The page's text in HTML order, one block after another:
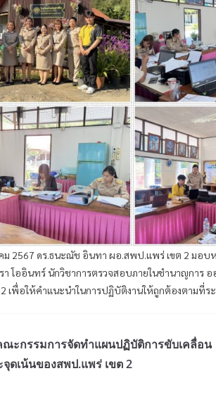
ม 2567 ดร.ธนะณัช อินทา ผอ.สพป.แพร่ เขต 2 มอบ
โออินทร์ นักวิชาการตรวจสอบภายในชำนาญการ
เพื่อให้คำแนะนำในการปฏิบัติงานให้ถูกต้องตามที่ร
ะกรรมการจัดทำแผนปฏิบัติการขับเคลื่อน
ดเน้นของสพป.แพร่ เขต 2